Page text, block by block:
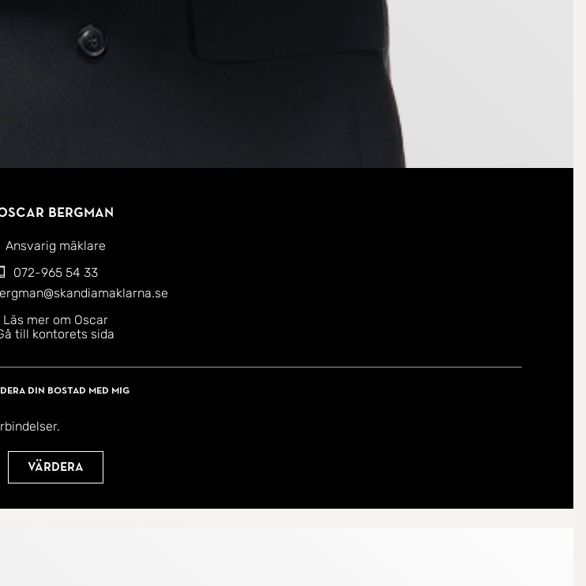
Bergman
Ansvarig mäklare
072-965 54 33
Läs mer om Oscar
till kontorets sida
din bostad med mig
Värdera